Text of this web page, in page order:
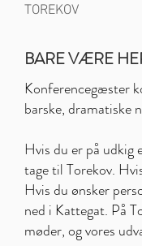
TOREKOV
BARE VÆRE
Konferencegæster
barske, dramatiske
Hvis du er på
tage til Torekov.
Hvis du ønsker
ned i Kattegat. På
møder, og vores